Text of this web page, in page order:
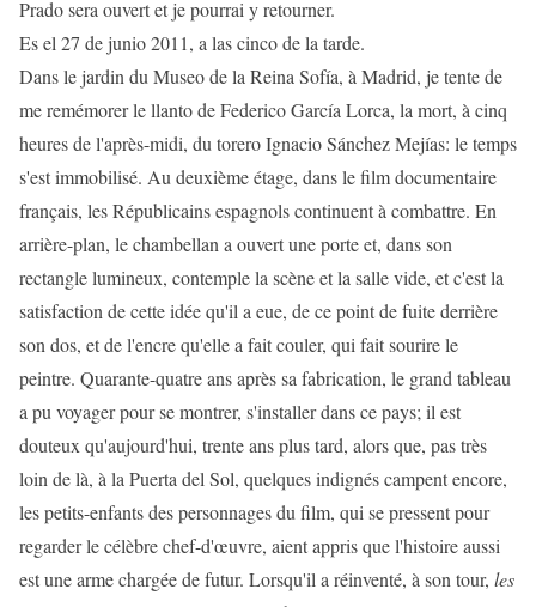
Prado sera ouvert et je pourrai y retourner.
Es el 27 de junio 2011, a las cinco de la tarde.
Dans le jardin du Museo de la Reina Sofía, à Madrid, je tente de
me remémorer le llanto de Federico García Lorca, la mort, à cinq
heures de l'après-midi, du torero Ignacio Sánchez Mejías: le temps
s'est immobilisé. Au deuxième étage, dans le film documentaire
français, les Républicains espagnols continuent à combattre. En
arrière-plan, le chambellan a ouvert une porte et, dans son
rectangle lumineux, contemple la scène et la salle vide, et c'est la
satisfaction de cette idée qu'il a eue, de ce point de fuite derrière
son dos, et de l'encre qu'elle a fait couler, qui fait sourire le
peintre. Quarante-quatre ans après sa fabrication, le grand tableau
a pu voyager pour se montrer, s'installer dans ce pays; il est
douteux qu'aujourd'hui, trente ans plus tard, alors que, pas très
loin de là, à la Puerta del Sol, quelques indignés campent encore,
les petits-enfants des personnages du film, qui se pressent pour
regarder le célèbre chef-d'œuvre, aient appris que l'histoire aussi
est une arme chargée de futur. Lorsqu'il a réinventé, à son tour, les